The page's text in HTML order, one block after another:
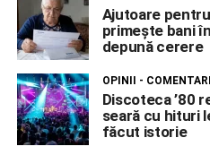
Ajutoare
primește bani
depună cerere
OPINII - COMENTARII
Discoteca ’80
seară cu hituri
făcut istorie